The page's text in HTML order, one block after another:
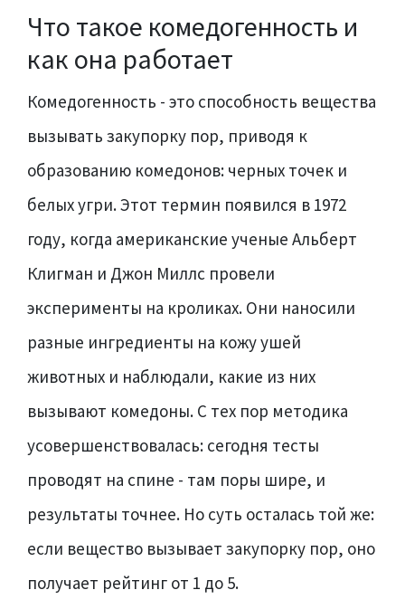
Что такое комедогенность и
как она работает
Комедогенность - это способность вещества
вызывать закупорку пор, приводя к
образованию комедонов: черных точек и
белых угри. Этот термин появился в 1972
году, когда американские ученые Альберт
Клигман и Джон Миллс провели
эксперименты на кроликах. Они наносили
разные ингредиенты на кожу ушей
животных и наблюдали, какие из них
вызывают комедоны. С тех пор методика
усовершенствовалась: сегодня тесты
проводят на спине - там поры шире, и
результаты точнее. Но суть осталась той же:
если вещество вызывает закупорку пор, оно
получает рейтинг от 1 до 5.